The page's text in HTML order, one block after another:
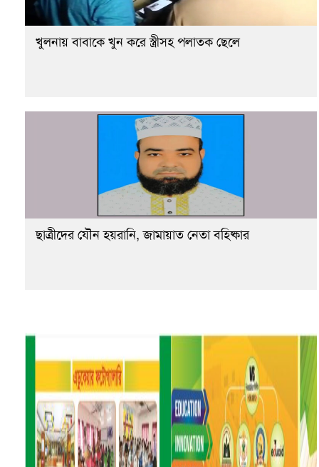
খুলনায় বাবাকে খুন করে স্ত্রীসহ পলাতক ছেলে
ছাত্রীদের যৌন হয়রানি, জামায়াত নেতা বহিষ্কার